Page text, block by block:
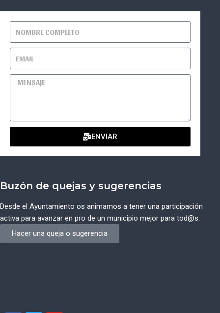
ENVIAR
Buzón de quejas y sugerencias
Desde el Ayuntamiento os animamos a tener una participación
activa para avanzar en pro de un municipio mejor para tod@s.
Hacer una queja o sugerencia